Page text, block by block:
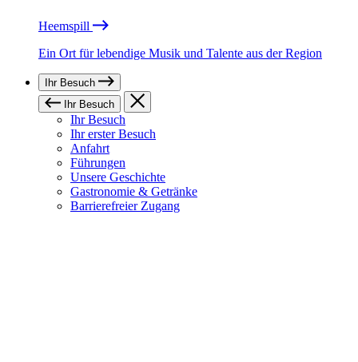
Heemspill
Ein Ort für lebendige Musik und Talente aus der Region
Ihr Besuch
Ihr Besuch
Ihr Besuch
Ihr erster Besuch
Anfahrt
Führungen
Unsere Geschichte
Gastronomie & Getränke
Barrierefreier Zugang